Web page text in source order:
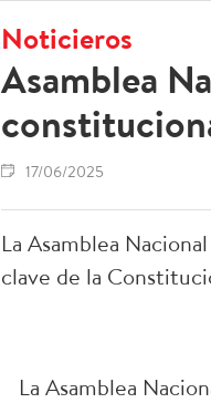
Noticieros
Asamblea
17/06/2025
La Asamblea
clave de la
La Asamblea